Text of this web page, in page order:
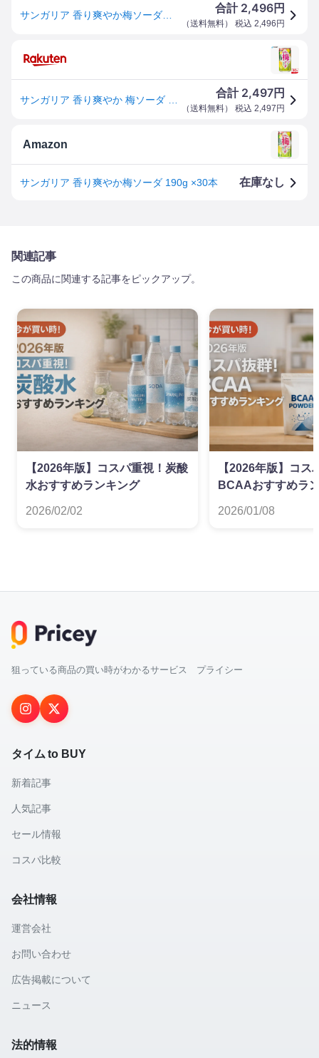
合計 2,496円
（送料無料） 税込 2,496 円
合計 2,497円
（送料無料） 税込 2,497 円
Amazon
サンガリア 香り爽やか梅ソーダ 190g ×30本 在庫なし
関連記事
この商品に関連する記事をピックアップ。
【2026年版】コスパ重視！炭酸
水おすすめランキング
2026/02/02
【2026年版】コス
BCAAおすすめラ
2026/01/08
狙っている商品の買い時がわかるサービス プライシー
タイム to BUY
新着記事
人気記事
セール情報
コスパ比較
会社情報
運営会社
お問い合わせ
広告掲載について
ニュース
法的情報